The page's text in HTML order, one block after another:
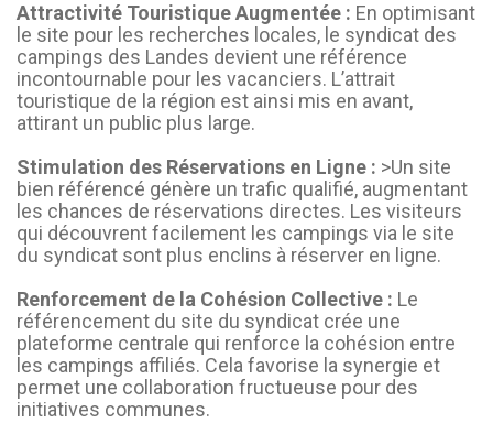
Attractivité Touristique Augmentée : En optimisant
le site pour les recherches locales, le syndicat des
campings des Landes devient une référence
incontournable pour les vacanciers. L’attrait
touristique de la région est ainsi mis en avant,
attirant un public plus large.
Stimulation des Réservations en Ligne : >Un site
bien référencé génère un trafic qualifié, augmentant
les chances de réservations directes. Les visiteurs
qui découvrent facilement les campings via le site
du syndicat sont plus enclins à réserver en ligne.
Renforcement de la Cohésion Collective : Le
référencement du site du syndicat crée une
plateforme centrale qui renforce la cohésion entre
les campings affiliés. Cela favorise la synergie et
permet une collaboration fructueuse pour des
initiatives communes.